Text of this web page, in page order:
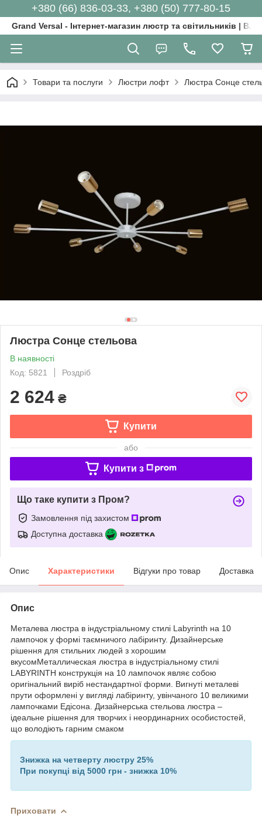
+380 (66) 836-03-33, +380 (50) 777-80-15
Grand Versal - Інтернет-магазин люстр та світильників |
Товари та послуги Люстри лофт Люстра Сонце
Люстра Сонце стельова
В наявності
Код: 5821
Роздріб
2 624 ₴
Купити
або
Купити з
Що таке купити з Пром?
Замовлення під захистом
Доступна доставка
Опис Характеристики Відгуки про товар Доставка
Опис
Металева люстра в індустріальному стилі Labyrinth на 10
лампочок у формі таємничого лабіринту. Дизайнерське
рішення для стильних людей з хорошим
вкусомМеталлическая люстра в індустріальному стилі
LABYRINTH конструкція на 10 лампочок являє собою
оригінальний виріб нестандартної форми. Вигнуті металеві
прути оформлені у вигляді лабіринту, увінчаного 10 великими
лампочками Едісона. Дизайнерська стельова люстра –
ідеальне рішення для творчих і неординарних особистостей,
що володіють гарним смаком
Знижка на четверту люстру 25%
При покупці від 5000 грн - знижка 10%
Приховати